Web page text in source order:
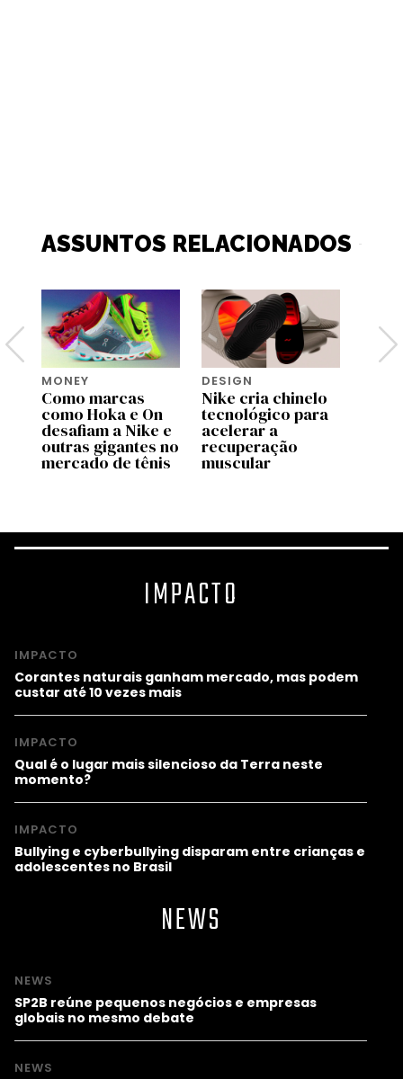
ASSUNTOS RELACIONADOS
MONEY
Como marcas
como Hoka e On
desafiam a Nike e
outras gigantes no
mercado de tênis
DESIGN
Nike cria chinelo
tecnológico para
acelerar a
recuperação
muscular
IMPACTO
IMPACTO
Corantes naturais ganham mercado, mas podem
custar até 10 vezes mais
IMPACTO
Qual é o lugar mais silencioso da Terra neste
momento?
IMPACTO
Bullying e cyberbullying disparam entre crianças e
adolescentes no Brasil
NEWS
NEWS
SP2B reúne pequenos negócios e empresas
globais no mesmo debate
NEWS